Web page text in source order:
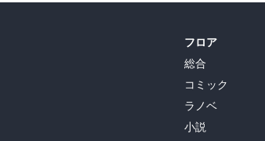
フロア
総合
コミック
ラノベ
小説